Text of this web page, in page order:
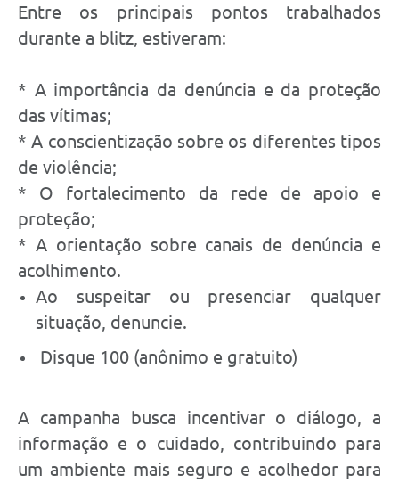
Entre os principais pontos trabalhados
durante a blitz, estiveram:
* A importância da denúncia e da proteção
das vítimas;
* A conscientização sobre os diferentes tipos
de violência;
* O fortalecimento da rede de apoio e
proteção;
* A orientação sobre canais de denúncia e
acolhimento.
Ao suspeitar ou presenciar qualquer
situação, denuncie.
Disque 100 (anônimo e gratuito)
A campanha busca incentivar o diálogo, a
informação e o cuidado, contribuindo para
um ambiente mais seguro e acolhedor para